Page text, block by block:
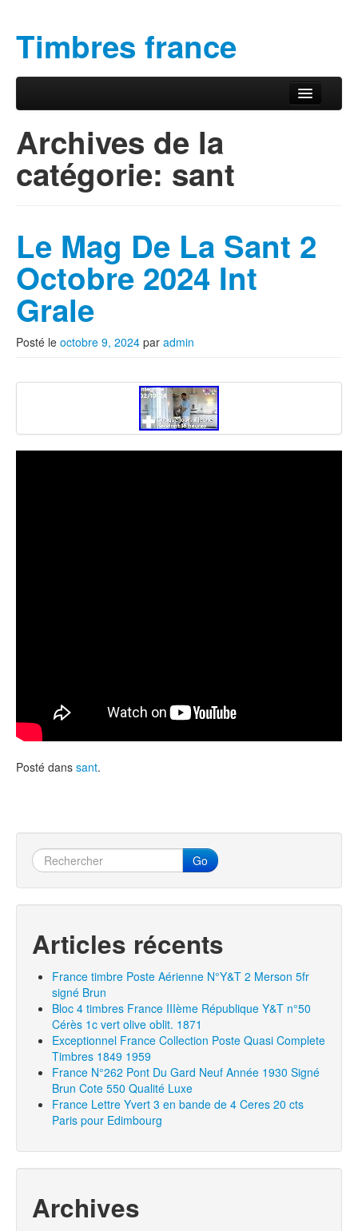
Timbres france
Menu principal
Archives de la
catégorie: sant
Le Mag De La Sant 2
Octobre 2024 Int
Grale
Posté le octobre 9, 2024 par admin
Posté dans sant.
Go
Articles récents
France timbre Poste Aérienne N°Y&T 2 Merson 5fr
signé Brun
Bloc 4 timbres France IIIème République Y&T n°50
Cérès 1c vert olive oblit. 1871
Exceptionnel France Collection Poste Quasi Complete
Timbres 1849 1959
France N°262 Pont Du Gard Neuf Année 1930 Signé
Brun Cote 550 Qualité Luxe
France Lettre Yvert 3 en bande de 4 Ceres 20 cts
Paris pour Edimbourg
Archives